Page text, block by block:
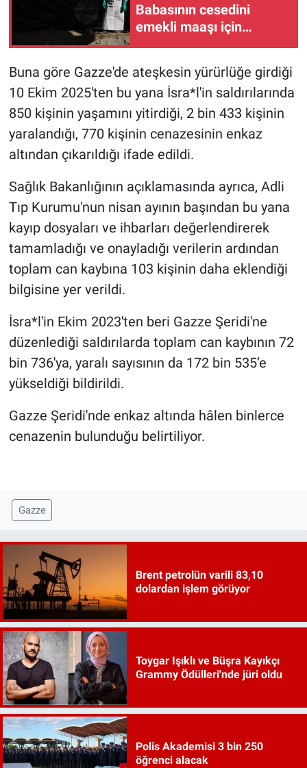
Babasının cesedini
emekli maaşı için
dondurucuda saklayan
Buna göre Gazze'de ateşkesin yürürlüğe girdiği
10 Ekim 2025'ten bu yana İsra*l'in saldırılarında
850 kişinin yaşamını yitirdiği, 2 bin 433 kişinin
yaralandığı, 770 kişinin cenazesinin enkaz
altından çıkarıldığı ifade edildi.
Sağlık Bakanlığının açıklamasında ayrıca, Adli
Tıp Kurumu'nun nisan ayının başından bu yana
kayıp dosyaları ve ihbarları değerlendirerek
tamamladığı ve onayladığı verilerin ardından
toplam can kaybına 103 kişinin daha eklendiği
bilgisine yer verildi.
İsra*l'in Ekim 2023'ten beri Gazze Şeridi'ne
düzenlediği saldırılarda toplam can kaybının 72
bin 736'ya, yaralı sayısının da 172 bin 535’e
yükseldiği bildirildi.
Gazze Şeridi'nde enkaz altında hâlen binlerce
cenazenin bulunduğu belirtiliyor.
Gazze
Brent petrolün varili 83,10
dolardan işlem görüyor
Toygar Işıklı ve Büşra Kayıkçı
Grammy Ödülleri'nde jüri oldu
Polis Akademisi 3 bin 250
öğrenci alacak